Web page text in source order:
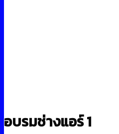
อบรมช่างแอร์ 1